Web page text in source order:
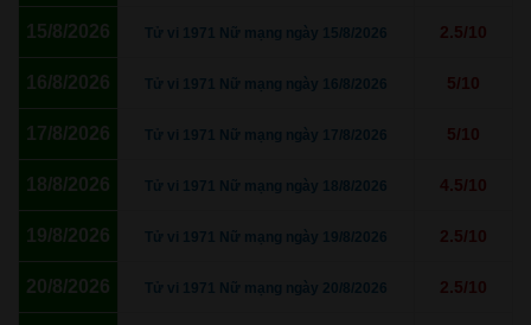
15/8/2026 Tử vi 1971 Nữ mạng ngày 15/8/2026 2.5/10
16/8/2026 Tử vi 1971 Nữ mạng ngày 16/8/2026 5/10
17/8/2026 Tử vi 1971 Nữ mạng ngày 17/8/2026 5/10
18/8/2026 Tử vi 1971 Nữ mạng ngày 18/8/2026 4.5/10
19/8/2026 Tử vi 1971 Nữ mạng ngày 19/8/2026 2.5/10
20/8/2026 Tử vi 1971 Nữ mạng ngày 20/8/2026 2.5/10